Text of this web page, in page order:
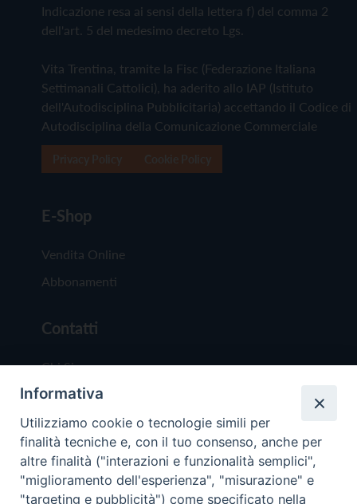
Indicazione resa ai sensi della lettera f) del comma 2
dell'art. 5 del medesimo decreto Lgs.
Vita Trentina, tramite la Fisc (Federazione Italiana
Settimanali Cattolici), ha aderito allo IAP (Istituto
dell'Autodisciplina Pubblicitaria) accettando il Codice di
Autodisciplina della Comunicazione Commerciale
E-Shop
Vendita Online
Abbonamenti
Contatti
Chi Siamo
Redazione
Scrivici
Informativa
Utilizziamo cookie o tecnologie simili per
finalità tecniche e, con il tuo consenso, anche per
altre finalità ("interazioni e funzionalità semplici",
"miglioramento dell'esperienza", "misurazione" e
"targeting e pubblicità") come specificato nella